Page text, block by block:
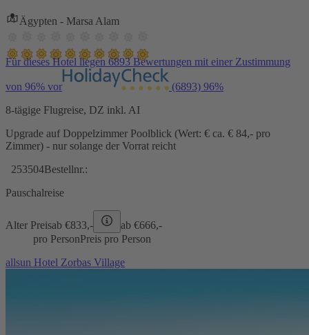
Ägypten - Marsa Alam
Für dieses Hotel liegen 6893 Bewertungen mit einer Zustimmung
von 96% vor (6893) 96%
8-tägige Flugreise, DZ inkl. AI
Upgrade auf Doppelzimmer Poolblick (Wert: € ca. € 84,- pro
Zimmer) - nur solange der Vorrat reicht
253504Bestellnr.:
Pauschalreise
Alter Preisab €833,- ab €666,-
pro PersonPreis pro Person
allsun Hotel Zorbas Village